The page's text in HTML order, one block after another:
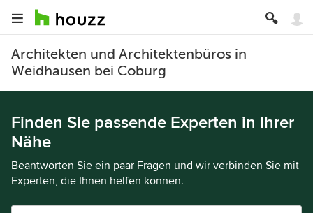
Architekten und Architektenbüros in
Weidhausen bei Coburg
Finden Sie passende Experten in Ihrer
Nähe
Beantworten Sie ein paar Fragen und wir verbinden Sie mit
Experten, die Ihnen helfen können.